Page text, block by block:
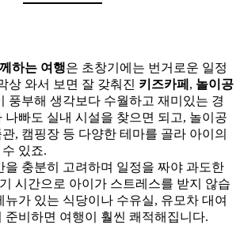
하는 여행은 초창기에는 번거로운 일정
상 와서 보면 잘 갖춰진 키즈카페 , 놀이공
풍부해 생각보다 수월하고 재미있는 경
나빠도 실내 시설을 찾으면 되고, 놀이공
, 캠핑장 등 다양한 테마를 골라 아이의
있죠.
을 충분히 고려하며 일정을 짜야 과도한
시간으로 아이가 스트레스를 받지 않습
뉴가 있는 식당이나 수유실, 유모차 대여
준비하면 여행이 훨씬 쾌적해집니다.